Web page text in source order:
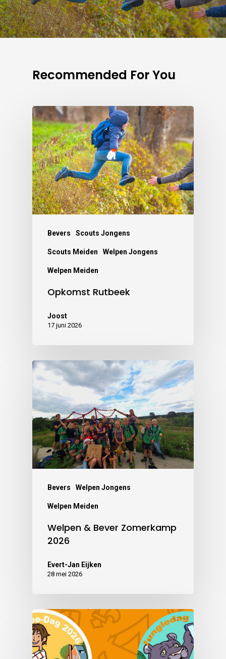
Recommended For You
Bevers Scouts Jongens
Scouts Meiden Welpen Jongens
Welpen Meiden
Opkomst Rutbeek
Joost
17 juni 2026
Bevers Welpen Jongens
Welpen Meiden
Welpen & Bever Zomerkamp
2026
Evert-Jan Eijken
28 mei 2026